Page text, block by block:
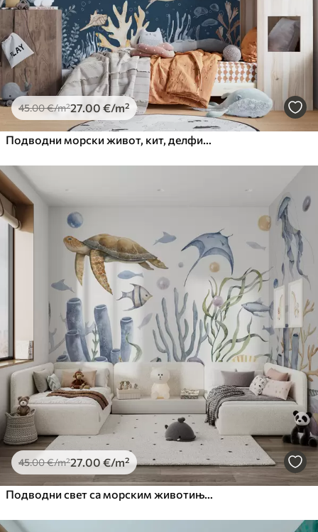
45.00€/m²27 .00 €/m²
45.00€/m²27.00 €/m²